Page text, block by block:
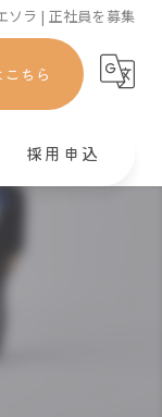
ソラ | 正社員を募集
ちら
採用申込